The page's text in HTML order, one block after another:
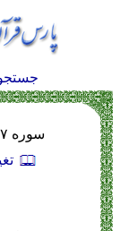
سوره ۳۷: الصافات - جزء ۲۳ - ترجمه Qarib